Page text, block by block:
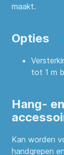
maakt.
Opties
tot 1 m
Hang-
Kan worden
handgrepen